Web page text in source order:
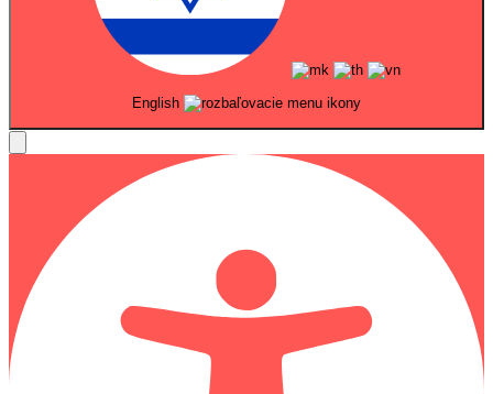
English